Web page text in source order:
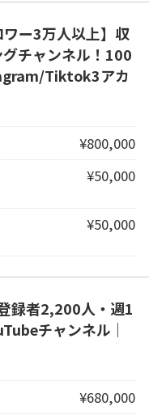
ー3万人以上】収
チャンネル！100
Tiktok3アカ
¥800,000
¥50,000
¥50,000
録者2,200人・週1
チャンネル｜
¥680,000